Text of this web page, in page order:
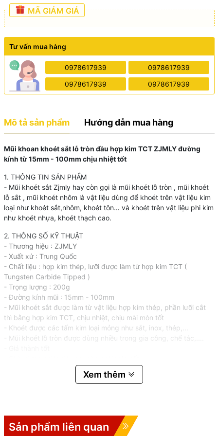
MÃ GIẢM GIÁ
Tư vấn mua hàng
0978617939 0978617939
0978617939 0978617939
Mô tả sản phẩm Hướng dẫn mua hàng
Mũi khoan khoét sắt lỗ tròn đầu hợp kim TCT ZJMLY đường
kính từ 15mm - 100mm chịu nhiệt tốt
1. THÔNG TIN SẢN PHẨM
- Mũi khoét sắt Zjmly hay còn gọi là mũi khoét lỗ tròn , mũi khoét
lỗ sắt , mũi khoét nhôm là vật liệu dùng để khoét trên vật liệu kim
loại như khoét sắt,nhôm, khoét tôn… và khoét trên vật liệu phi kim
như khoét nhựa, khoét thạch cao.
2. THÔNG SỐ KỸ THUẬT
- Thương hiệu : ZJMLY
- Xuất xứ : Trung Quốc
- Chất liệu : hợp kim thép, lưỡi được làm từ hợp kim TCT (
Tungsten Carbide Tipped )
- Trọng lượng : 200g
- Đường kính mũi : 15mm - 100mm
- Mũi khoét sắt được làm từ vật liệu hợp kim thép, phần lưỡi cắt
thì bằng hợp kim TCT, chịu nhiệt, chịu mài mòn tốt
- Khoét được các tấm kim loại mỏng như sắt, inox, thép,...
- Mũi khoét lỗ tròn được dùng nhiều trong gia công, chế tác,....
3. HƯỚNG DẪN SỬ DỤNG SẢN PHẨM
- Trước khi khoan phải khóa chặt ốc cố định mũi để tránh trường
- Khi khoan phải đúng tốc độ, mũi khoét lỗ tròn càng lớn thì tốc độ
khoan phải càng chậm
Xem thêm
Sản phẩm liên quan